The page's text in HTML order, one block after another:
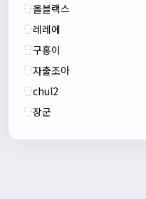
새해 복많이 받으세요!!
올블랙스
레레에
구홍이
자출조아
chul2
장군